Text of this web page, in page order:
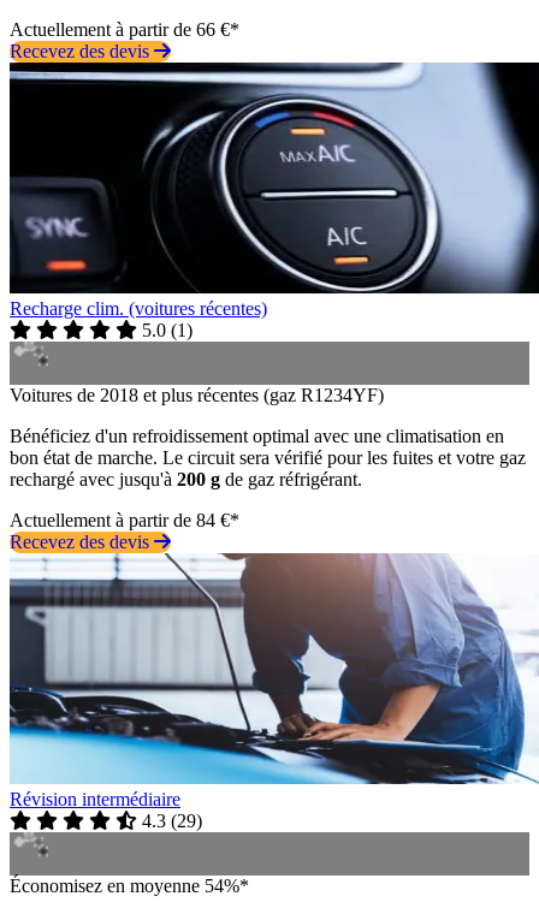
Actuellement à partir de 66 €*
Recevez des devis
Recharge clim. (voitures récentes)
5.0 (1)
Voitures de 2018 et plus récentes (gaz R1234YF)
Bénéficiez d'un refroidissement optimal avec une climatisation en
bon état de marche. Le circuit sera vérifié pour les fuites et votre gaz
rechargé avec jusqu'à 200 g de gaz réfrigérant.
Actuellement à partir de 84 €*
Recevez des devis
Révision intermédiaire
4.3 (29)
Économisez en moyenne 54%*